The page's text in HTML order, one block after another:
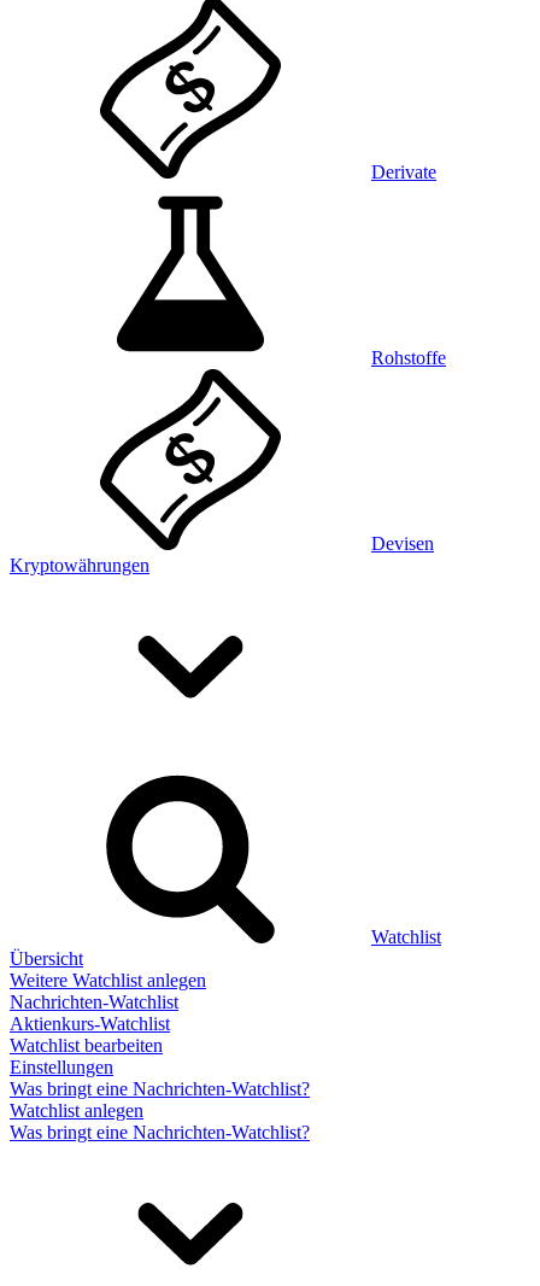
Derivate
Rohstoffe
Devisen
Kryptowährungen
Watchlist
Übersicht
Weitere Watchlist anlegen
Nachrichten-Watchlist
Aktienkurs-Watchlist
Watchlist bearbeiten
Einstellungen
Was bringt eine Nachrichten-Watchlist?
Watchlist anlegen
Was bringt eine Nachrichten-Watchlist?